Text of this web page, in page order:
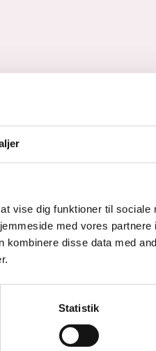
vise dig funktioner til sociale
med vores partnere
disse data med
Statistik